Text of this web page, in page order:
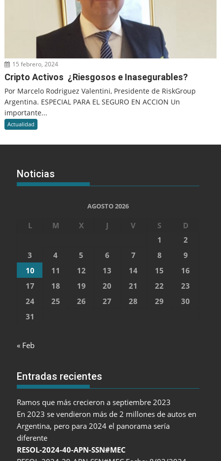
15 febrero, 2024
Cripto Activos ¿Riesgosos e Inasegurables?
Por Marcelo Rodriguez Valentini, Presidente de RiskGroup
Argentina. ESPECIAL PARA EL SEGURO EN ACCION Un
importante...
Actualidad
Noticias
AGOSTO 2026
L M X J V S
D
1
2
3
4 5 6 7 8
9
10
11 12 13 14 15
16
17
18 19 20 21 22
23
24
25 26 27 28 29
30
31
« Feb
Entradas recientes
Ramos que más crecieron a septiembre 2023
En 2023 se vendieron más de 2 millones de autos en
Argentina, pero para 2024 el panorama sería
diferente
RESOL-2024-40-APN-SSN#MEC